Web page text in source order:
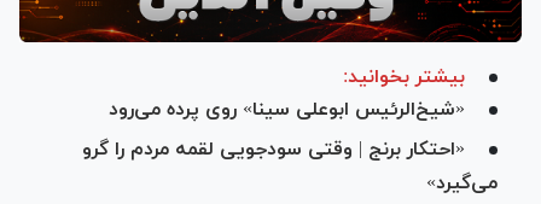
بیشتر بخوانید:
«شیخ‌الرئیس ابوعلی سینا» روی پرده می‌رود
«احتکار برنج | وقتی سودجویی لقمه مردم را گرو
می‌گیرد»